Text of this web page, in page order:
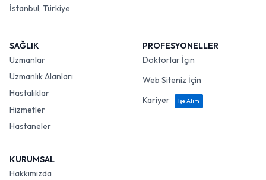
İstanbul, Türkiye
SAĞLIK
Uzmanlar
Uzmanlık Alanları
Hastalıklar
Hizmetler
Hastaneler
PROFESYONELLER
Doktorlar İçin
Web Siteniz İçin
Kariyer
İşe Alım
KURUMSAL
Hakkımızda